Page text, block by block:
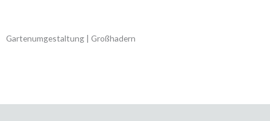
Gartenumgestaltung | Großhadern